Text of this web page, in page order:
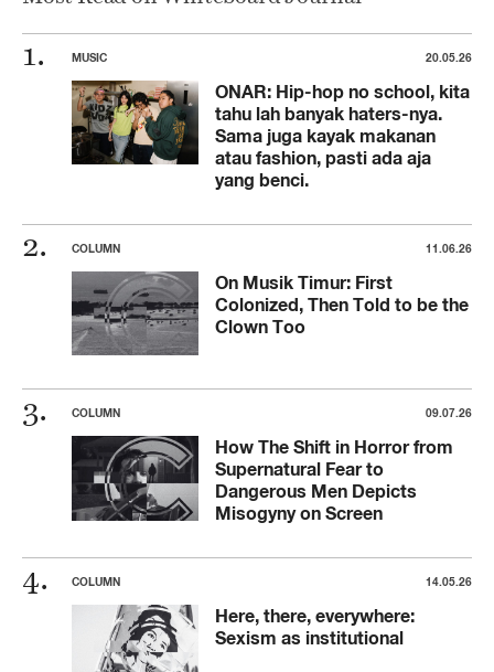
MUSIC 20.05.26
ONAR: Hip-hop no school, kita
tahu lah banyak haters-nya.
Sama juga kayak makanan
atau fashion, pasti ada aja
yang benci.
COLUMN 11.06.26
On Musik Timur: First
Colonized, Then Told to be the
Clown Too
COLUMN 09.07.26
How The Shift in Horror from
Supernatural Fear to
Dangerous Men Depicts
Misogyny on Screen
COLUMN 14.05.26
Here, there, everywhere:
Sexism as institutional